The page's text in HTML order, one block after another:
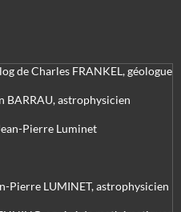
de Charles FRANKEL, géologue
BARRAU, astrophysicien
Pierre Luminet
Pierre LUMINET, astrophysicien